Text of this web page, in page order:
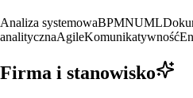
Analiza systemowaBPMNUML
analitycznaAgileKomunikatywność
Firma i stanowisko